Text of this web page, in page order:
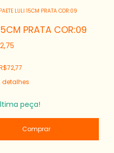
LULI 15CM PRATA COR:09
PRATA COR:09
detalhes
peça!